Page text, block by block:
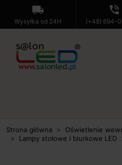
local_shipping
Wysyłka od 24H
phone_in_talk
(+48) 694-
Strona główna
Oświetlenie
Lampy stołowe i biurkowe LED